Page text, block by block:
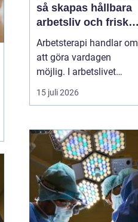
så skapas hållbara
arbetsliv och friska
medarbetare
Arbetsterapi handlar om
att göra vardagen
möjlig. I arbetslivet
betyder det att skapa
förutsättningar för
arbeta, må bra och orka
över tid. I Skåne växer
behovet av strukturerad
rehabilitering, smarta
arbetsplatsanalyser och
hållb...
15 juli 2026